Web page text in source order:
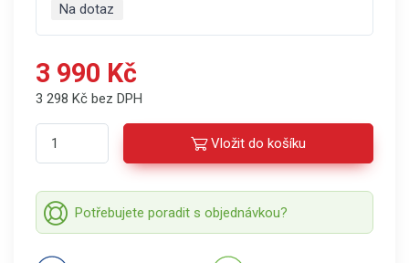
Na dotaz
3 990 Kč
3 298 Kč bez DPH
Vložit do košíku
Potřebujete poradit s objednávkou?